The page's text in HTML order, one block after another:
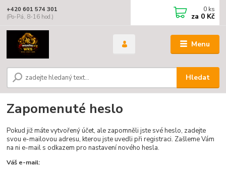
Menu
Hledat
+420 601 574 301
(Po-Pá, 8-16 hod.)
0 ks
za 0 Kč
Zapomenuté heslo
Pokud již máte vytvořený účet, ale zapomněli jste své heslo, zadejte
svou e-mailovou adresu, kterou jste uvedli při registraci. Zašleme Vám
na ni e-mail s odkazem pro nastavení nového hesla.
Váš e-mail: